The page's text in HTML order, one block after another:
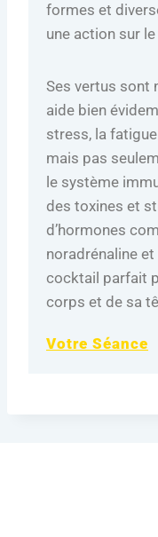
formes et
une action sur
Ses vertus sont
aide bien
stress, la
mais pas
le système
des toxines et
d’hormones
noradrénaline
cocktail parfait
corps et de sa
Votre Séance